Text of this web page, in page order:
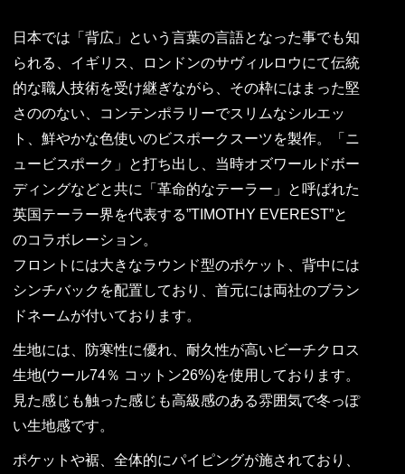
日本では「背広」という言葉の言語となった事でも知
られる、イギリス、ロンドンのサヴィルロウにて伝統
的な職人技術を受け継ぎながら、その枠にはまった堅
さののない、コンテンポラリーでスリムなシルエッ
ト、鮮やかな色使いのビスポークスーツを製作。「ニ
ュービスポーク」と打ち出し、当時オズワールドボー
ディングなどと共に「革命的なテーラー」と呼ばれた
英国テーラー界を代表する”TIMOTHY EVEREST”と
のコラボレーション。
フロントには大きなラウンド型のポケット、背中には
シンチバックを配置しており、首元には両社のブラン
ドネームが付いております。
生地には、防寒性に優れ、耐久性が高いビーチクロス
生地(ウール74％ コットン26%)を使用しております。
見た感じも触った感じも高級感のある雰囲気で冬っぽ
い生地感です。
ポケットや裾、全体的にパイピングが施されており、